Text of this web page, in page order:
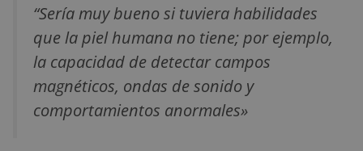
“Sería muy bueno si tuviera habilidades
que la piel humana no tiene; por ejemplo,
la capacidad de detectar campos
magnéticos, ondas de sonido y
comportamientos anormales»